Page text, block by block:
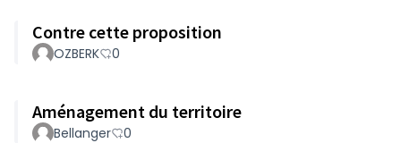
Contre cette proposition
OZBERK 0
Aménagement du territoire
Bellanger 0